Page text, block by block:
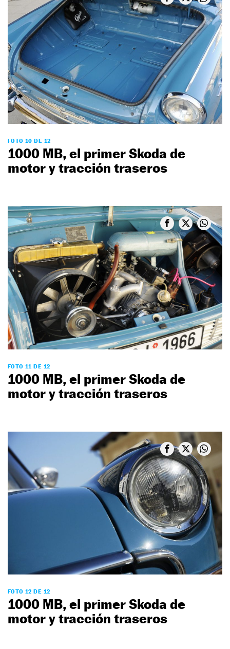
FOTO 10 DE 12
1000 MB, el primer Skoda de
motor y tracción traseros
FOTO 11 DE 12
1000 MB, el primer Skoda de
motor y tracción traseros
FOTO 12 DE 12
1000 MB, el primer Skoda de
motor y tracción traseros